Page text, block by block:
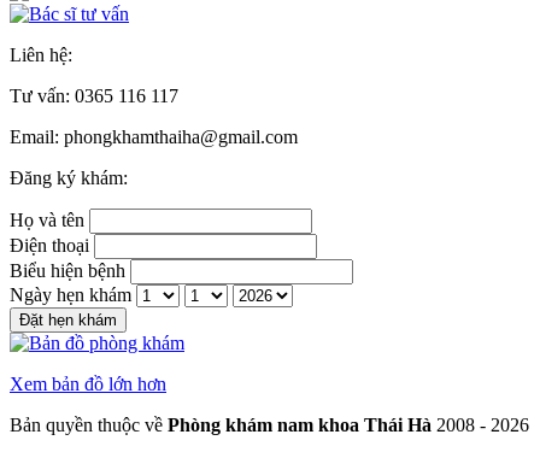
Liên hệ:
Tư vấn: 0365 116 117
Email: phongkhamthaiha@gmail.com
Đăng ký khám:
Họ và tên
Điện thoại
Biểu hiện bệnh
Ngày hẹn khám
Đặt hẹn khám
Xem bản đồ lớn hơn
Bản quyền thuộc về Phòng khám nam khoa Thái Hà 2008 - 2026